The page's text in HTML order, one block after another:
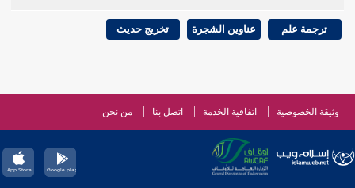
ترجمة علم عناوين الشجرة تخريج حديث
وثيقة الخصوصية اتفاقية الخدمة اتصل بنا من نحن